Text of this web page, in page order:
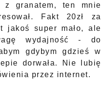
z granatem, ten mnie
Fakt 20zł za
jakoś super mało, ale
wydajność - do
gdybym gdzieś w
dorwała. Nie lubię
przez internet.